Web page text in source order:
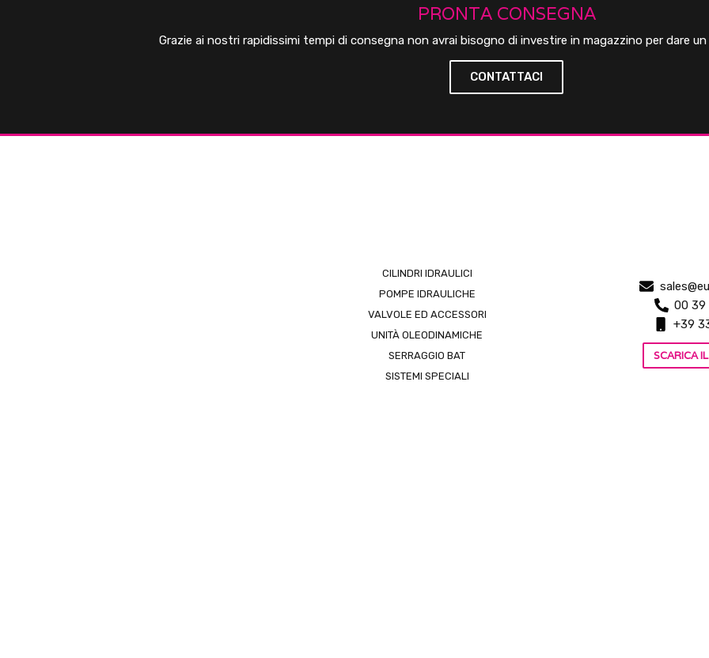
PRONTA CONSEGNA
Grazie ai nostri rapidissimi tempi di consegna non avrai bisogno di investire in magazzino per dare
CONTATTACI
CILINDRI IDRAULICI
POMPE IDRAULICHE
VALVOLE ED ACCESSORI
UNITÀ OLEODINAMICHE
SERRAGGIO BAT
SISTEMI SPECIALI
00 39
+39
SCARICA